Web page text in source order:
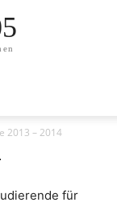
2013 – 2014
für